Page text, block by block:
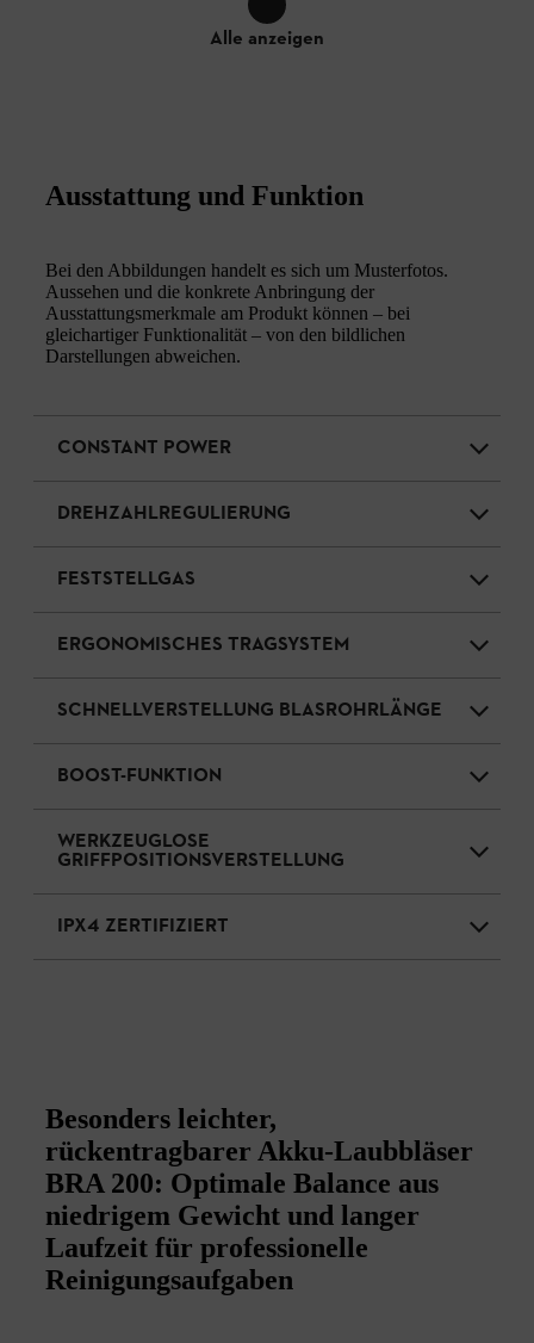
Alle anzeigen
Ausstattung und Funktion
Bei den Abbildungen handelt es sich um Musterfotos.
Aussehen und die konkrete Anbringung der
Ausstattungsmerkmale am Produkt können – bei
gleichartiger Funktionalität – von den bildlichen
Darstellungen abweichen.
CONSTANT POWER
DREHZAHLREGULIERUNG
FESTSTELLGAS
ERGONOMISCHES TRAGSYSTEM
SCHNELLVERSTELLUNG BLASROHRLÄNGE
BOOST-FUNKTION
WERKZEUGLOSE
GRIFFPOSITIONSVERSTELLUNG
IPX4 ZERTIFIZIERT
Besonders leichter,
rückentragbarer Akku-Laubbläser
BRA 200: Optimale Balance aus
niedrigem Gewicht und langer
Laufzeit für professionelle
Reinigungsaufgaben